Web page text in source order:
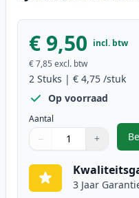
€ 9,50 incl. btw
€ 7,85 excl. btw
2 Stuks | € 4,75 /stuk
Op voorraad
Aantal
Gebruik de knoppen
− +
1
3 Jaar